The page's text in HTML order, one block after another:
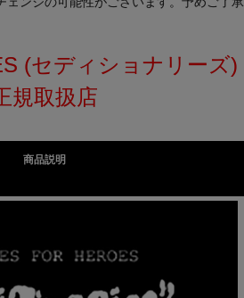
(セディショナリーズ)
規取扱店
商品説明